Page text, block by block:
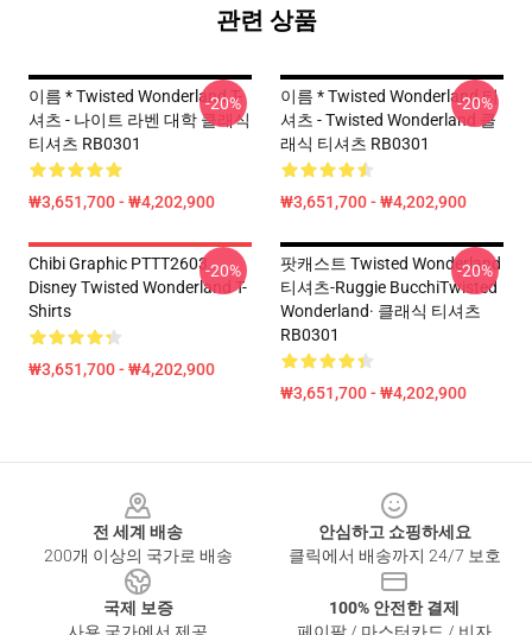
관련 상품
이름 * Twisted Wonderland T-
셔츠 - 나이트 라벤 대학 클래식
티셔츠 RB0301
₩3,651,700 - ₩4,202,900
-20%
이름 * Twisted Wonderland 티
셔츠 - Twisted Wonderland 클
래식 티셔츠 RB0301
₩3,651,700 - ₩4,202,900
-20%
Chibi Graphic PTTT2603
Disney Twisted Wonderland T-
Shirts
₩3,651,700 - ₩4,202,900
-20%
팟캐스트 Twisted Wonderland
티셔츠-Ruggie BucchiTwisted
Wonderland· 클래식 티셔츠
RB0301
₩3,651,700 - ₩4,202,900
-20%
전 세계 배송
200개 이상의 국가로 배송
안심하고 쇼핑하세요
클릭에서 배송까지 24/7 보호
국제 보증
100% 안전한 결제